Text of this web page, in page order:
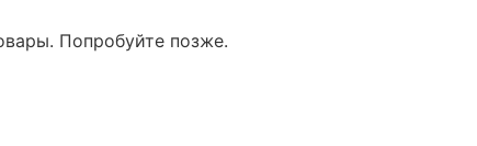
Попробуйте позже.